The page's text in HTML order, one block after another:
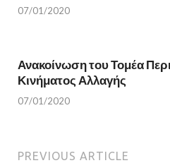
07/01/2020
Ανακοίνωση του Τομέα
Κινήματος Αλλαγής
07/01/2020
PREVIOUS ARTICLE